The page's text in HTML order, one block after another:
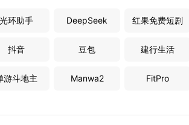
光环助手 DeepSeek 红果免费短剧
抖音 豆包 建行生活
游斗地主 Manwa2 FitPro